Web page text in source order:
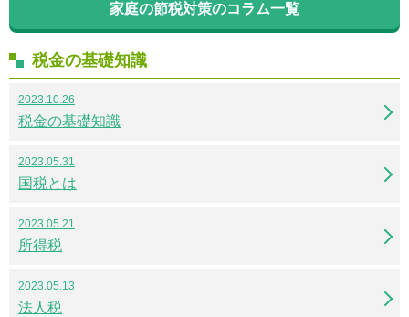
家庭の節税対策のコラム一覧
税金の基礎知識
2023.10.26
税金の基礎知識
2023.05.31
国税とは
2023.05.21
所得税
2023.05.13
法人税